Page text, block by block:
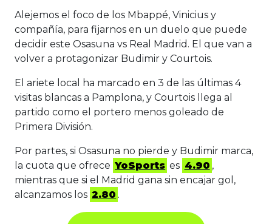
Alejemos el foco de los Mbappé, Vinicius y
compañía, para fijarnos en un duelo que puede
decidir este Osasuna vs Real Madrid. El que van a
volver a protagonizar Budimir y Courtois.
El ariete local ha marcado en 3 de las últimas 4
visitas blancas a Pamplona, y Courtois llega al
partido como el portero menos goleado de
Primera División.
Por partes, si Osasuna no pierde y Budimir marca,
la cuota que ofrece YoSports es 4.90 ,
mientras que si el Madrid gana sin encajar gol,
alcanzamos los 2.80 .